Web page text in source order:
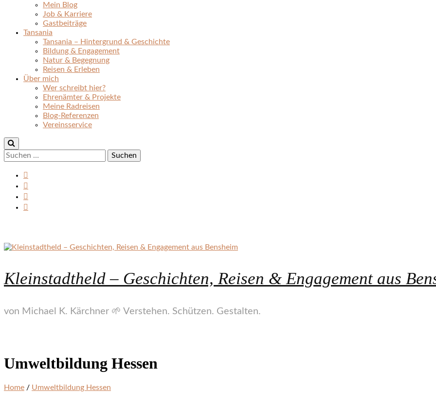
Mein Blog
Job & Karriere
Gastbeiträge
Tansania
Tansania – Hintergrund & Geschichte
Bildung & Engagement
Natur & Begegnung
Reisen & Erleben
Über mich
Wer schreibt hier?
Ehrenämter & Projekte
Meine Radreisen
Blog-Referenzen
Vereinsservice
Suchen
nach:
Kleinstadtheld – Geschichten, Reisen & Engagement aus
von Michael K. Kärchner 🌱 Verstehen. Schützen. Gestalten.
Umweltbildung Hessen
Home / Umweltbildung Hessen